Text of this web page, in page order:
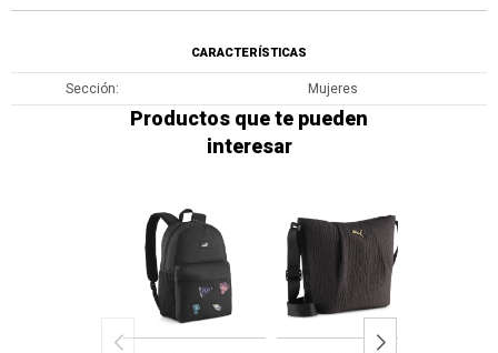
CARACTERÍSTICAS
Sección Mujeres
Productos que te pueden
interesar